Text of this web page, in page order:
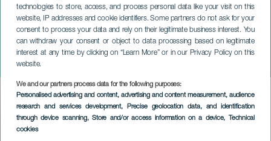
technologies to store, access, and process personal data like your visit on this
website, IP addresses and cookie identifiers. Some partners do not ask for your
consent to process your data and rely on their legitimate business interest. You
can withdraw your consent or object to data processing based on legitimate
interest at any time by clicking on “Learn More” or in our Privacy Policy on this
website.
We and our partners process data for the following purposes:
Personalised advertising and content, advertising and content measurement, audience
research and services development, Precise geolocation data, and identification
through device scanning, Store and/or access information on a device, Technical
cookies
Robust
GRAN CANARIA
Imagen
Listado